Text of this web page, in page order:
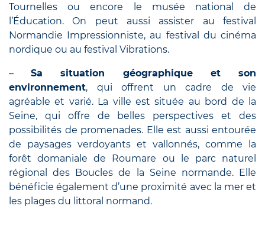
Tournelles ou encore le musée national de
l’Éducation. On peut aussi assister au festival
Normandie Impressionniste, au festival du cinéma
nordique ou au festival Vibrations.
–Sa situation géographique et son
environnement, qui offrent un cadre de vie
agréable et varié. La ville est située au bord de la
Seine, qui offre de belles perspectives et des
possibilités de promenades. Elle est aussi entourée
de paysages verdoyants et vallonnés, comme la
forêt domaniale de Roumare ou le parc naturel
régional des Boucles de la Seine normande. Elle
bénéficie également d’une proximité avec la mer et
les plages du littoral normand.